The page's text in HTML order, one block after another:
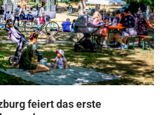
feiert das erste